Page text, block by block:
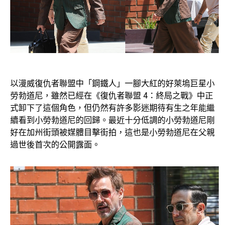
以漫威復仇者聯盟中「鋼鐵人」一腳大紅的好萊塢巨星小
勞勃道尼，雖然已經在《復仇者聯盟 4：終局之戰》中正
式卸下了這個角色，但仍然有許多影迷期待有生之年能繼
續看到小勞勃道尼的回歸。最近十分低調的小勞勃道尼剛
好在加州街頭被媒體目擊街拍，這也是小勞勃道尼在父親
過世後首次的公開露面。